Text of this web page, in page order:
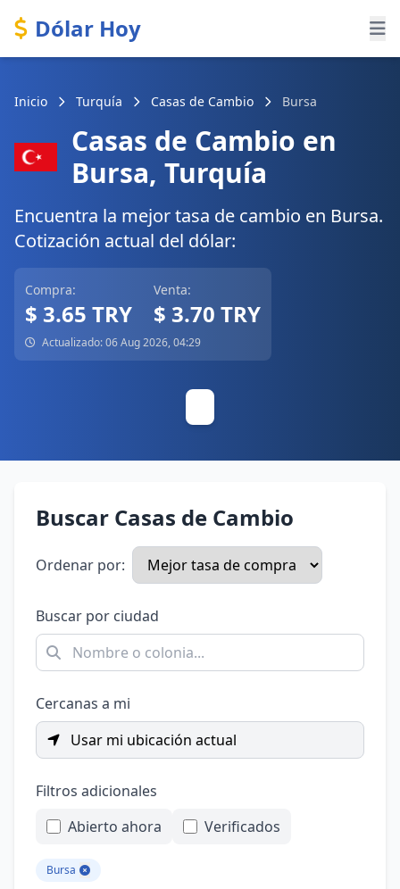
Dólar Hoy
Inicio Turquía Casas de Cambio Bursa
Casas de Cambio en
Bursa, Turquía
Encuentra la mejor tasa de cambio en Bursa.
Cotización actual del dólar:
Compra:
$ 3.65 TRY
Venta:
$ 3.70 TRY
Actualizado: 06 Aug 2026, 04:29
Buscar Casas de Cambio
Ordenar por:
Buscar por ciudad
Cercanas a mi
Usar mi ubicación actual
Filtros adicionales
Abierto ahora
Verificados
Bursa